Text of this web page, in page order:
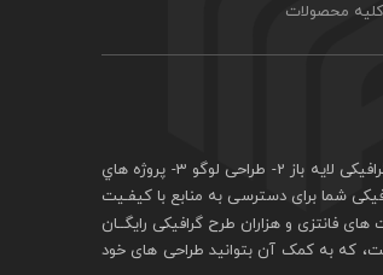
محصولات
لايه باز
2- طراحی لوگو 3- پروژه هاي
شما برای دسترسی به منابع با کيفـيت
فانتزی و هزاران طرح گرافیکی رايگــان
که به کمک آن بتوانيد طراحی های خود